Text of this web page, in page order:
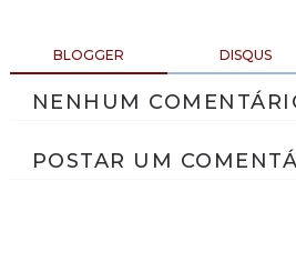
BLOGGER DISQUS
NENHUM
POSTAR UM